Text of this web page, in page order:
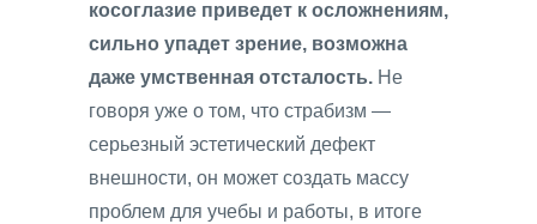
косоглазие приведет к осложнениям,
сильно упадет зрение, возможна
даже умственная отсталость. Не
говоря уже о том, что страбизм —
серьезный эстетический дефект
внешности, он может создать массу
проблем для учебы и работы, в итоге